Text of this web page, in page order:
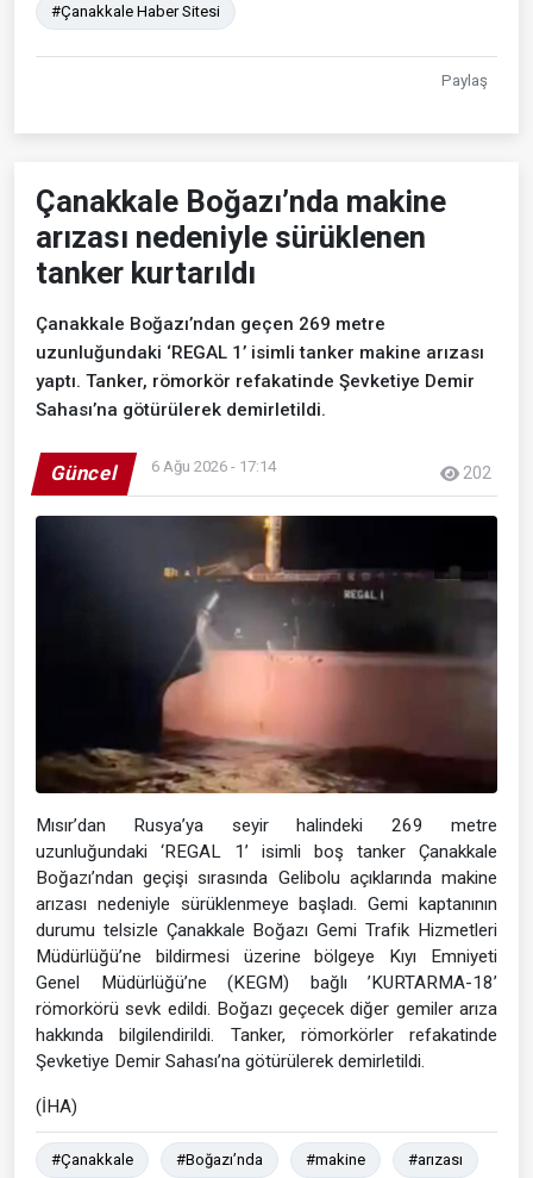
#Çanakkale Haber Sitesi
Paylaş
Çanakkale Boğazı’nda makine
arızası nedeniyle sürüklenen
tanker kurtarıldı
Çanakkale Boğazı’ndan geçen 269 metre
uzunluğundaki ‘REGAL 1’ isimli tanker makine arızası
yaptı. Tanker, römorkör refakatinde Şevketiye Demir
Sahası’na götürülerek demirletildi.
Güncel 6 Ağu 2026 - 17:14 202
Mısır’dan Rusya’ya seyir halindeki 269 metre
uzunluğundaki ‘REGAL 1’ isimli boş tanker Çanakkale
Boğazı’ndan geçişi sırasında Gelibolu açıklarında makine
arızası nedeniyle sürüklenmeye başladı. Gemi kaptanının
durumu telsizle Çanakkale Boğazı Gemi Trafik Hizmetleri
Müdürlüğü’ne bildirmesi üzerine bölgeye Kıyı Emniyeti
Genel Müdürlüğü’ne (KEGM) bağlı ’KURTARMA-18’
römorkörü sevk edildi. Boğazı geçecek diğer gemiler arıza
hakkında bilgilendirildi. Tanker, römorkörler refakatinde
Şevketiye Demir Sahası’na götürülerek demirletildi.
(İHA)
#Çanakkale #Boğazı’nda #makine #arızası